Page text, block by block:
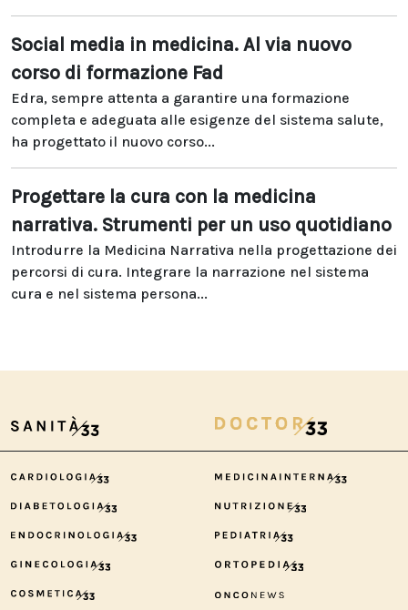
Social media in medicina. Al via nuovo
corso di formazione Fad
Edra, sempre attenta a garantire una formazione
completa e adeguata alle esigenze del sistema salute,
ha progettato il nuovo corso...
Progettare la cura con la medicina
narrativa. Strumenti per un uso quotidiano
Introdurre la Medicina Narrativa nella progettazione dei
percorsi di cura. Integrare la narrazione nel sistema
cura e nel sistema persona...